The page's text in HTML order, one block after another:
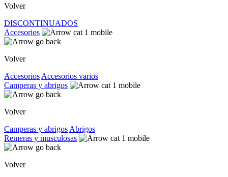
Volver
DISCONTINUADOS
Accesorios
Volver
Accesorios Accesorios varios
Camperas y abrigos
Volver
Camperas y abrigos Abrigos
Remeras y musculosas
Volver